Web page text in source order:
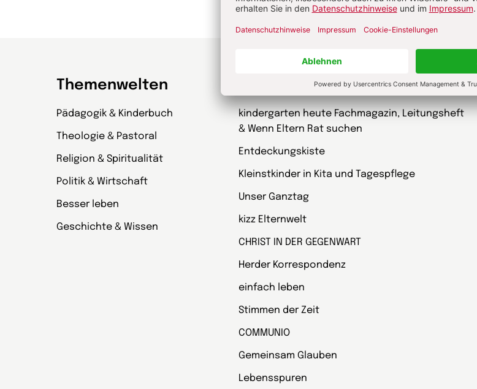
Themenwelten
Pädagogik & Kinderbuch
Theologie & Pastoral
Religion & Spiritualität
Politik & Wirtschaft
Besser leben
Geschichte & Wissen
Zeitschriften
kindergarten heute Fachmagazin, Leitungsheft
& Wenn Eltern Rat suchen
Entdeckungskiste
Kleinstkinder in Kita und Tagespflege
Unser Ganztag
kizz Elternwelt
CHRIST IN DER GEGENWART
Herder Korrespondenz
einfach leben
Stimmen der Zeit
COMMUNIO
Gemeinsam Glauben
Lebensspuren